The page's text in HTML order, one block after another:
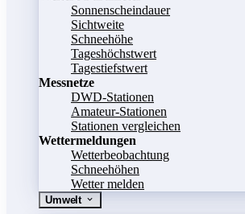
Sonnenscheindauer
Sichtweite
Schneehöhe
Tageshöchstwert
Tagestiefstwert
Messnetze
DWD-Stationen
Amateur-Stationen
Stationen vergleichen
Wettermeldungen
Wetterbeobachtung
Schneehöhen
Wetter melden
Umwelt